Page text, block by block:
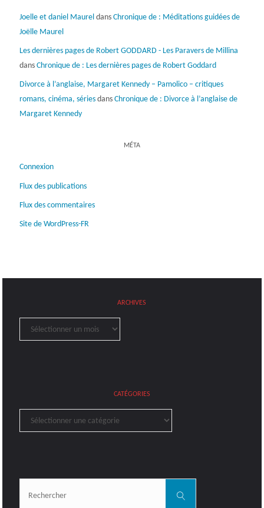
Joelle et daniel Maurel dans Chronique de : Méditations guidées de
Joëlle Maurel
Les dernières pages de Robert GODDARD - Les Paravers de Millina
dans Chronique de : Les dernières pages de Robert Goddard
Divorce à l’anglaise, Margaret Kennedy – Pamolico – critiques
romans, cinéma, sériesdans Chronique de : Divorce à l’anglaise de
Margaret Kennedy
MÉTA
Connexion
Flux des publications
Flux des commentaires
Site de WordPress-FR
ARCHIVES
Archives
CATÉGORIES
Catégories
Rechercher